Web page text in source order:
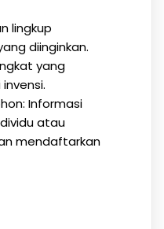
lingkup
diinginkan.
yang
Informasi
atau
mendaftarkan